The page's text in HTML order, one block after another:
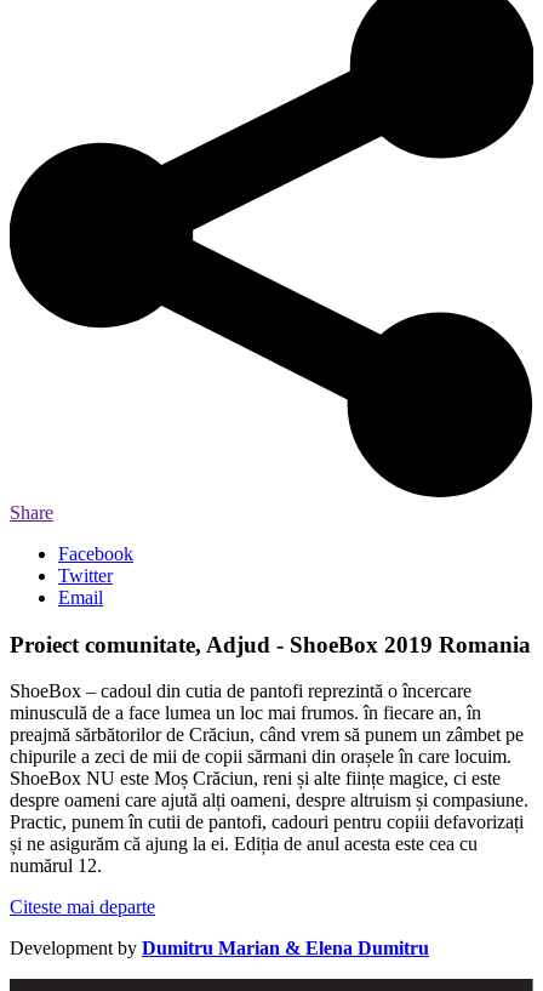
Share
Facebook
Twitter
Email
Proiect comunitate, Adjud - ShoeBox 2019 Romania
ShoeBox – cadoul din cutia de pantofi reprezintă o încercare
minusculă de a face lumea un loc mai frumos. în fiecare an, în
preajmă sărbătorilor de Crăciun, când vrem să punem un zâmbet pe
chipurile a zeci de mii de copii sărmani din orașele în care locuim.
ShoeBox NU este Moș Crăciun, reni și alte ființe magice, ci este
despre oameni care ajută alți oameni, despre altruism și compasiune.
Practic, punem în cutii de pantofi, cadouri pentru copiii defavorizați
și ne asigurăm că ajung la ei. Ediția de anul acesta este cea cu
numărul 12.
Citeste mai departe
Development by Dumitru Marian & Elena Dumitru